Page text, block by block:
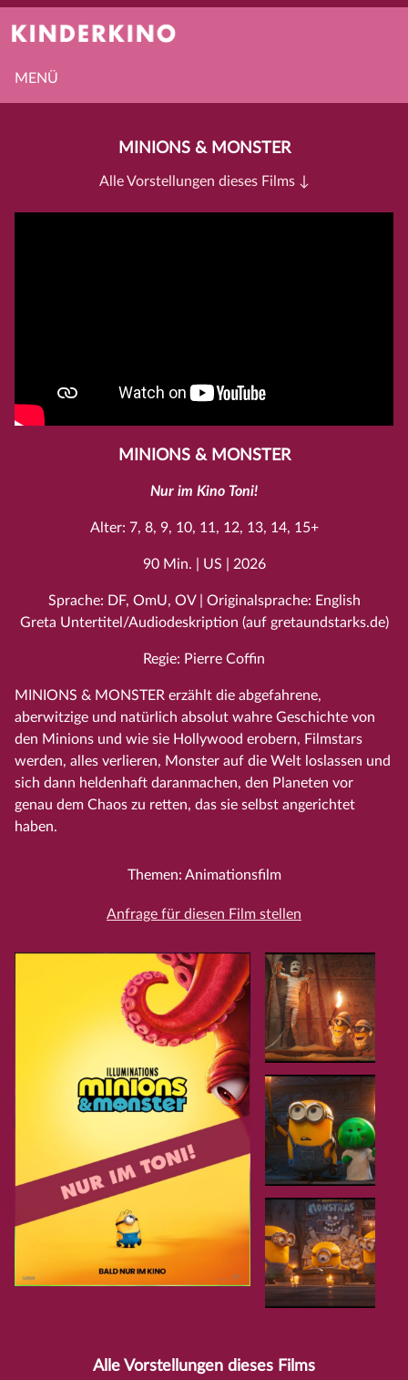
MENÜ
MINIONS & MONSTER
Alle Vorstellungen dieses Films ↓
MINIONS & MONSTER
Nur im Kino Toni!
Alter: 7, 8, 9, 10, 11, 12, 13, 14, 15+
90 Min. | US | 2026
Sprache: DF, OmU, OV | Originalsprache: English
Greta Untertitel/Audiodeskription (auf gretaundstarks.de)
Regie: Pierre Coffin
MINIONS & MONSTER erzählt die abgefahrene,
aberwitzige und natürlich absolut wahre Geschichte von
den Minions und wie sie Hollywood erobern, Filmstars
werden, alles verlieren, Monster auf die Welt loslassen und
sich dann heldenhaft daranmachen, den Planeten vor
genau dem Chaos zu retten, das sie selbst angerichtet
haben.
Themen: Animationsfilm
Anfrage für diesen Film stellen
Alle Vorstellungen dieses Films